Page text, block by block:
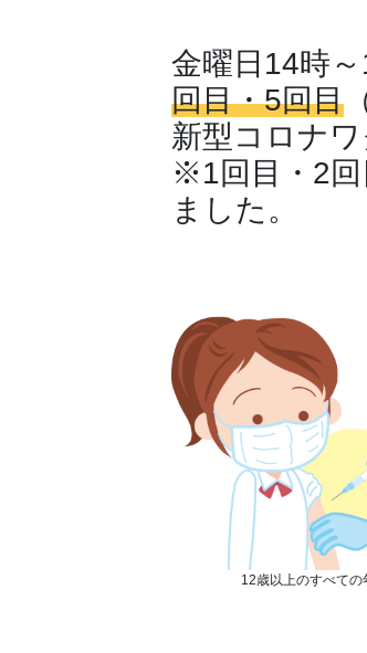
金曜日14時
回目・5回目
新型コロナ
※1回目・2回
ました。
12歳以上のすべての